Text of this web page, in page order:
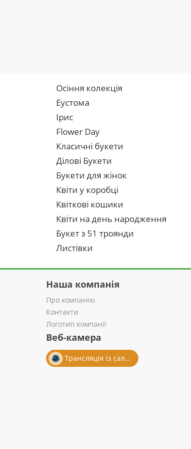
Осіння колекція
Еустома
Ірис
Flower Day
Класичні букети
Ділові Букети
Букети для жінок
Квіти у коробці
Квіткові кошики
Квіти на день народження
Букет з 51 троянди
Листівки
Наша компанія
Про компанію
Контакти
Логотип компанії
Веб-камера
Трансляція із салону